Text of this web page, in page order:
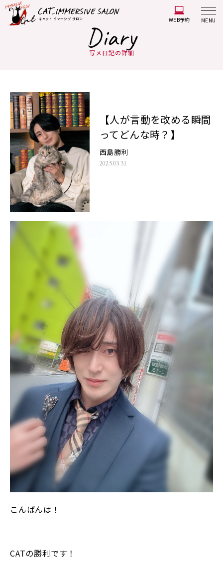
WEB予約 MENU
Diary
写メ日記の詳細
【人が言動を改める瞬間
ってどんな時？】
西島勝利
2025.03.31
こんばんは！
CATの勝利です！